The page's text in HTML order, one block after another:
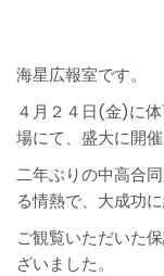
海星広報室です。
４月２４日(金)に
場にて、盛大に開催
二年ぶりの中高合
る情熱で、大成功に
ご観覧いただいた
ざいました。